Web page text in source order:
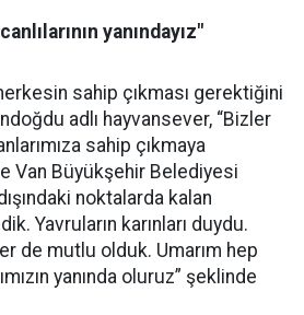
yanındayız"
sahip çıkması gerektiğini
adlı hayvansever, “Bizler
sahip çıkmaya
Van Büyükşehir Belediyesi
noktalarda kalan
Yavruların karınları duydu.
de mutlu olduk. Umarım hep
yanında oluruz” şeklinde